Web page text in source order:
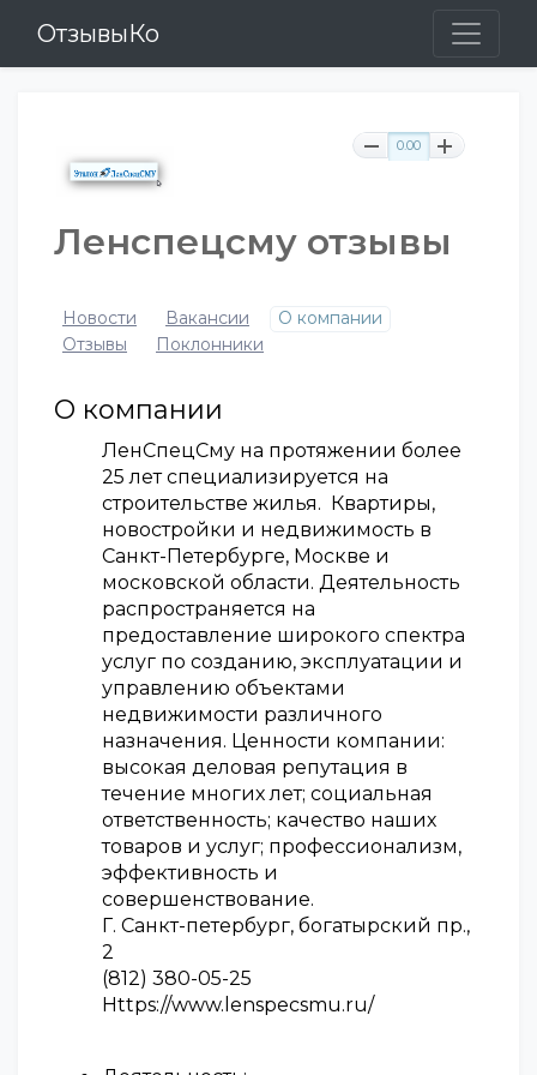
ОтзывыКо
0.00
Ленспецсму отзывы
Новости Вакансии
О компании
Отзывы
Поклонники
О компании
ЛенСпецСму на протяжении более
25 лет специализируется на
строительстве жилья. Квартиры,
новостройки и недвижимость в
Санкт-Петербурге, Москве и
московской области. Деятельность
распространяется на
предоставление широкого спектра
услуг по созданию, эксплуатации и
управлению объектами
недвижимости различного
назначения. Ценности компании:
высокая деловая репутация в
течение многих лет; социальная
ответственность; качество наших
товаров и услуг; профессионализм,
эффективность и
совершенствование.
Г. Санкт-петербург, богатырский пр.,
2
(812) 380-05-25
Https://www.lenspecsmu.ru/